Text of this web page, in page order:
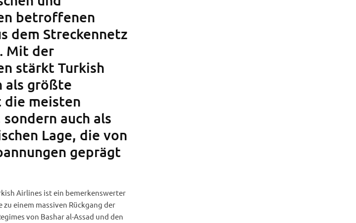
betroffenen
dem Streckennetz
Mit der
stärkt Turkish
als größte
meisten
auch als
Lage, die von
geprägt
Airlines ist ein bemerkenswerter
einem massiven Rückgang der
von Bashar al-Assad und den